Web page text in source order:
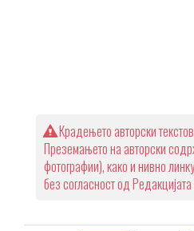
Крадењето авторски
Преземањето на авторски
фотографии), како и нивно
без согласност од